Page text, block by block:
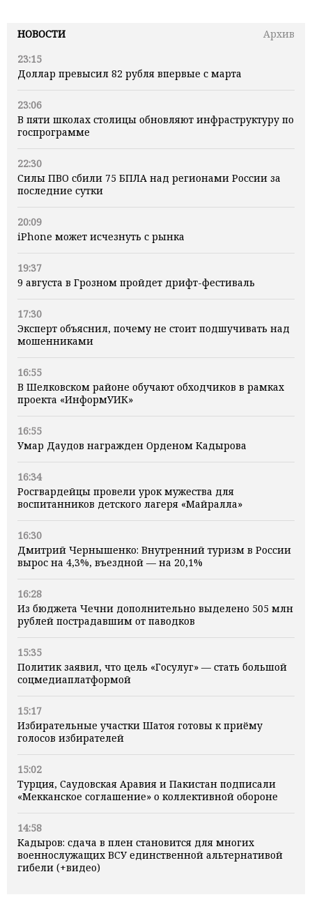
НОВОСТИ
Архив
23:15
Доллар превысил 82 рубля впервые с марта
23:06
В пяти школах столицы обновляют инфраструктуру по
госпрограмме
22:30
Силы ПВО сбили 75 БПЛА над регионами России за
последние сутки
20:09
iPhone может исчезнуть с рынка
19:37
9 августа в Грозном пройдет дрифт-фестиваль
17:30
Эксперт объяснил, почему не стоит подшучивать над
мошенниками
16:55
В Шелковском районе обучают обходчиков в рамках
проекта «ИнформУИК»
16:55
Умар Даудов награжден Орденом Кадырова
16:34
Росгвардейцы провели урок мужества для
воспитанников детского лагеря «Майралла»
16:30
Дмитрий Чернышенко: Внутренний туризм в России
вырос на 4,3%, въездной — на 20,1%
16:28
Из бюджета Чечни дополнительно выделено 505 млн
рублей пострадавшим от паводков
15:35
Политик заявил, что цель «Госулуг» — стать большой
соцмедиаплатформой
15:17
Избирательные участки Шатоя готовы к приёму
голосов избирателей
15:02
Турция, Саудовская Аравия и Пакистан подписали
«Мекканское соглашение» о коллективной обороне
14:58
Кадыров: сдача в плен становится для многих
военнослужащих ВСУ единственной альтернативой
гибели (+видео)